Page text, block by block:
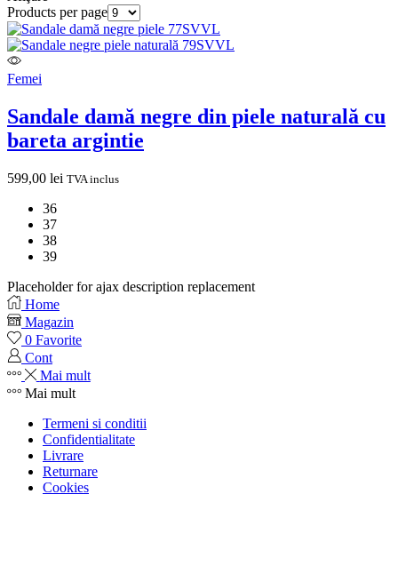
Products per page
Femei
Sandale damă negre din piele naturală cu
bareta argintie
599,00 lei TVA inclus
36
37
38
39
Placeholder for ajax description replacement
Home
Magazin
0 Favorite
Cont
Mai mult
Mai mult
Termeni si conditii
Confidentialitate
Livrare
Returnare
Cookies